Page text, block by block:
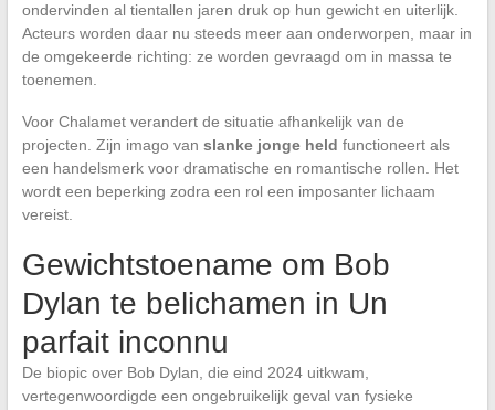
ondervinden al tientallen jaren druk op hun gewicht en uiterlijk.
Acteurs worden daar nu steeds meer aan onderworpen, maar in
de omgekeerde richting: ze worden gevraagd om in massa te
toenemen.
Voor Chalamet verandert de situatie afhankelijk van de
projecten. Zijn imago van slanke jonge held functioneert als
een handelsmerk voor dramatische en romantische rollen. Het
wordt een beperking zodra een rol een imposanter lichaam
vereist.
Gewichtstoename om Bob
Dylan te belichamen in Un
parfait inconnu
De biopic over Bob Dylan, die eind 2024 uitkwam,
vertegenwoordigde een ongebruikelijk geval van fysieke